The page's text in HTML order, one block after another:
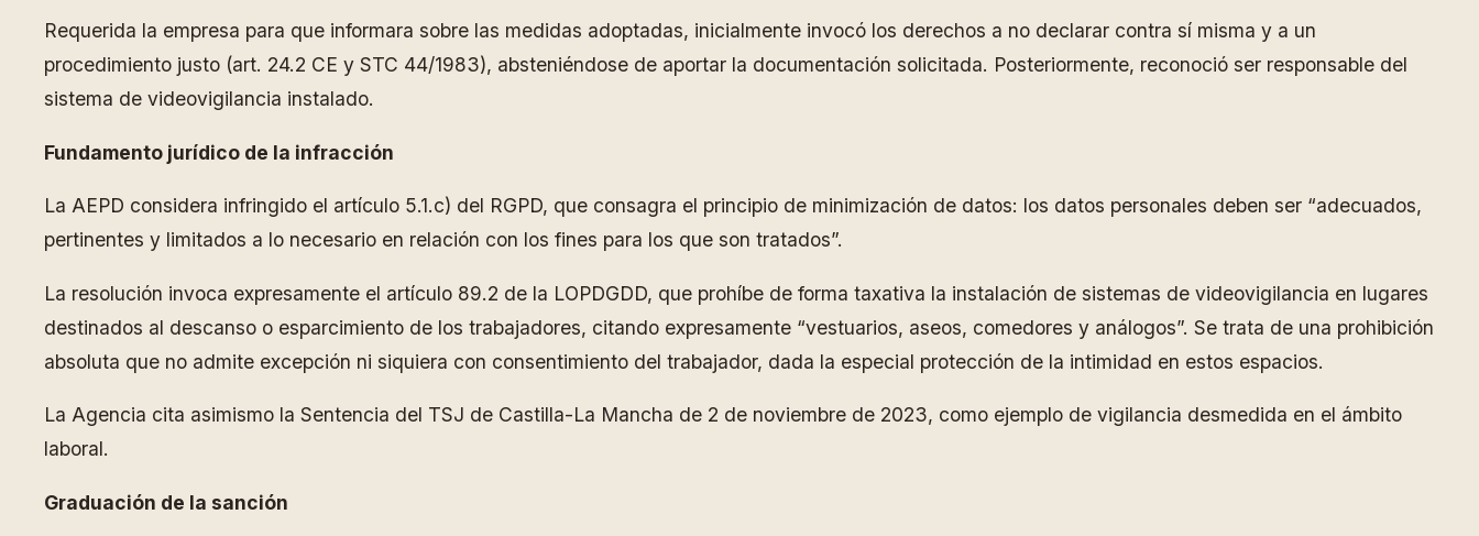
Requerida la empresa para que informara sobre las medidas adoptadas, inicialmente invocó los derechos a no declarar contra sí misma y a un
procedimiento justo (art. 24.2 CE y STC 44/1983), absteniéndose de aportar la documentación solicitada. Posteriormente, reconoció ser responsable del
sistema de videovigilancia instalado.
Fundamento jurídico de la infracción
La AEPD considera infringido el artículo 5.1.c) del RGPD, que consagra el principio de minimización de datos: los datos personales deben ser “adecuados,
pertinentes y limitados a lo necesario en relación con los fines para los que son tratados”.
La resolución invoca expresamente el artículo 89.2 de la LOPDGDD, que prohíbe de forma taxativa la instalación de sistemas de videovigilancia en lugares
destinados al descanso o esparcimiento de los trabajadores, citando expresamente “vestuarios, aseos, comedores y análogos”. Se trata de una prohibición
absoluta que no admite excepción ni siquiera con consentimiento del trabajador, dada la especial protección de la intimidad en estos espacios.
La Agencia cita asimismo la Sentencia del TSJ de Castilla-La Mancha de 2 de noviembre de 2023, como ejemplo de vigilancia desmedida en el ámbito
laboral.
Graduación de la sanción